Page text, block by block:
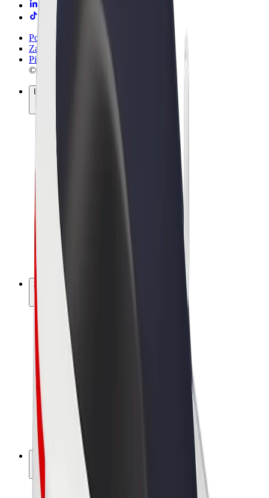
Pogoji poslovanja
Zasebnost
Piškotki
© 2026 Bolt Technology OÜ
Skiroji
Bolt Market
Bolt Hrana
Bolt Drive
Bolt za podjetja
E-kolesa
Bolt Plus
Zasluži z Bolt
Vozniki
Zaslužki za voznike
Dostavljavci
Zaslužki za dostavljavce
Ponudniki Bolt Food
Vozni parki
Franšize
Podjetje
Zaposlitve